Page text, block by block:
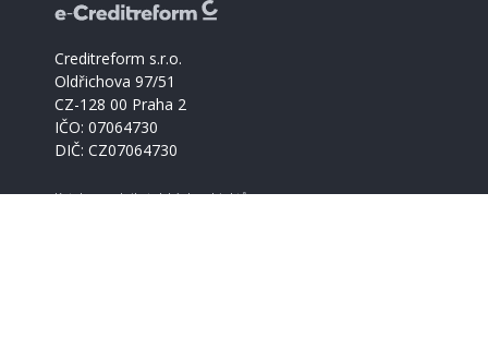
Creditreform s.r.o.
Oldřichova 97/51
CZ-128 00 Praha 2
IČO: 07064730
DIČ: CZ07064730
Katalog podnikatelských subjektů